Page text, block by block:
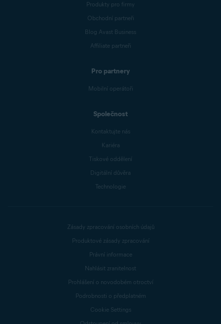
Produkty pro firmy
Obchodní partneři
Blog Avast Business
Affiliate partneři
Pro partnery
Mobilní operátoři
Společnost
Kontaktujte nás
Kariéra
Tiskové oddělení
Digitální důvěra
Technologie
Zásady zpracování osobních údajů
Produktové zásady zpracování
Právní informace
Nahlásit zranitelnost
Prohlášení o novodobém otroctví
Podrobnosti o předplatném
Cookie Settings